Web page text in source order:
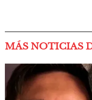
MÁS NOTICIAS